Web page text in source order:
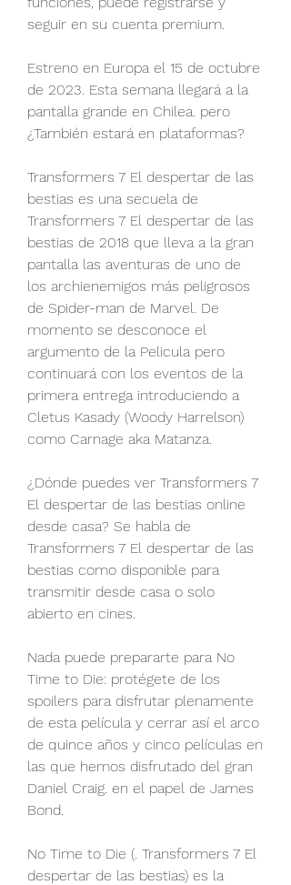
seguir en su cuenta premium.
Estreno en Europa el 15 de octubre
de 2023. Esta semana llegará a la
pantalla grande en Chilea. pero
¿También estará en plataformas?
Transformers 7 El despertar de las
bestias es una secuela de
Transformers 7 El despertar de las
bestias de 2018 que lleva a la gran
pantalla las aventuras de uno de
los archienemigos más peligrosos
de Spider-man de Marvel. De
momento se desconoce el
argumento de la Pelicula pero
continuará con los eventos de la
primera entrega introduciendo a
Cletus Kasady (Woody Harrelson)
como Carnage aka Matanza.
¿Dónde puedes ver Transformers 7
El despertar de las bestias online
desde casa? Se habla de
Transformers 7 El despertar de las
bestias como disponible para
transmitir desde casa o solo
abierto en cines.
Nada puede prepararte para No
Time to Die: protégete de los
spoilers para disfrutar plenamente
de esta película y cerrar así el arco
de quince años y cinco películas en
las que hemos disfrutado del gran
Daniel Craig. en el papel de James
Bond.
No Time to Die (. Transformers 7 El
despertar de las bestias) es la